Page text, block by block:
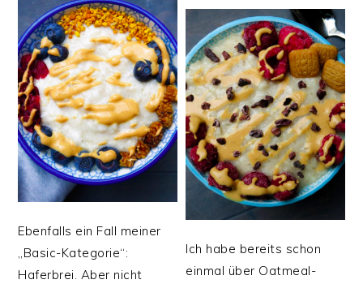
Ebenfalls ein Fall meiner
„Basic-Kategorie“:
Haferbrei. Aber nicht
Ich habe bereits schon
einmal über Oatmeal-